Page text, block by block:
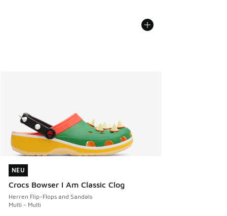
NEU
Crocs Bowser I Am Classic Clog
Herren Flip-Flops and Sandals
Multi - Multi
NEU